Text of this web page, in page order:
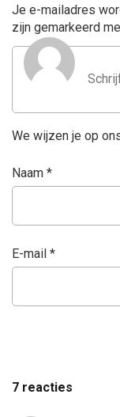
Je e-mailadres
zijn gemarkeerd
We wijzen je op
Naam *
E-mail *
7 reacties